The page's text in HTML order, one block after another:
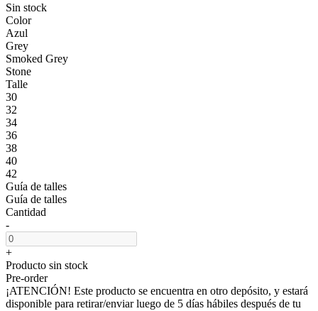
Sin stock
Color
Azul
Grey
Smoked Grey
Stone
Talle
30
32
34
36
38
40
42
Guía de talles
Guía de talles
Cantidad
-
+
Producto sin stock
Pre-order
¡ATENCIÓN! Este producto se encuentra en otro depósito, y estará
disponible para retirar/enviar luego de 5 días hábiles después de tu